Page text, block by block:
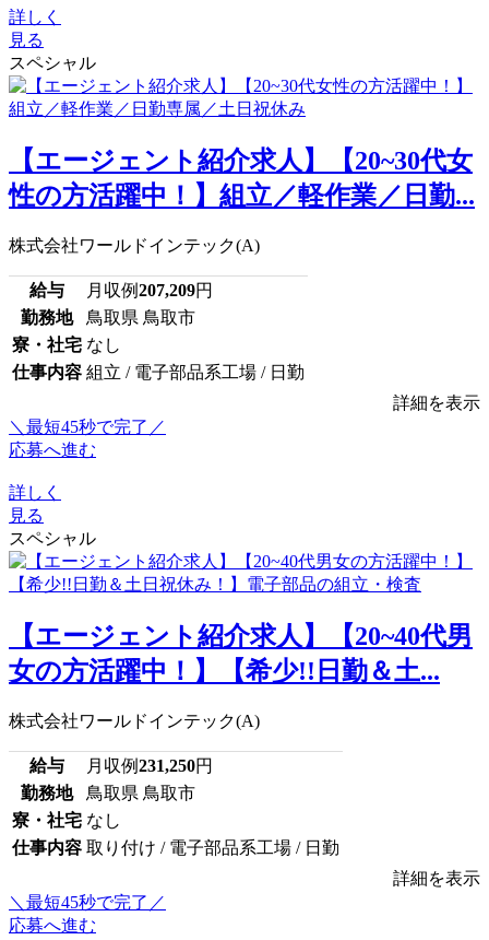
詳しく
見る
スペシャル
【エージェント紹介求人】【20~30代女
性の方活躍中！】組立／軽作業／日勤...
株式会社ワールドインテック(A)
給与 月収例207,209円
勤務地
鳥取県 鳥取市
寮・社宅 なし
仕事内容 組立 / 電子部品系工場 / 日勤
詳細を表示
＼最短45秒で完了／
応募へ進む
詳しく
見る
スペシャル
【エージェント紹介求人】【20~40代男
女の方活躍中！】【希少!!日勤＆土...
株式会社ワールドインテック(A)
給与 月収例231,250円
勤務地
鳥取県 鳥取市
寮・社宅 なし
仕事内容 取り付け / 電子部品系工場 / 日勤
詳細を表示
＼最短45秒で完了／
応募へ進む